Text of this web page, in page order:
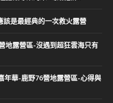
是最經典的一次救火露營
地露營區-沒遇到超狂雲海只有
年華-鹿野76營地露營區-心得與